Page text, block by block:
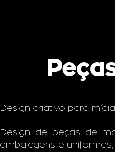
Design criativo para
Design de peças de
embalagens e